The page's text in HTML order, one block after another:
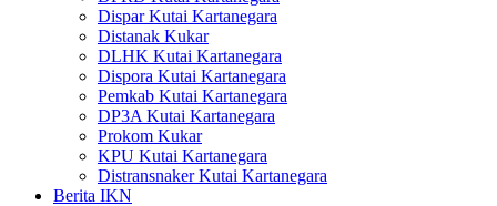
Dispar Kutai Kartanegara
Distanak Kukar
DLHK Kutai Kartanegara
Dispora Kutai Kartanegara
Pemkab Kutai Kartanegara
DP3A Kutai Kartanegara
Prokom Kukar
KPU Kutai Kartanegara
Distransnaker Kutai Kartanegara
Berita IKN